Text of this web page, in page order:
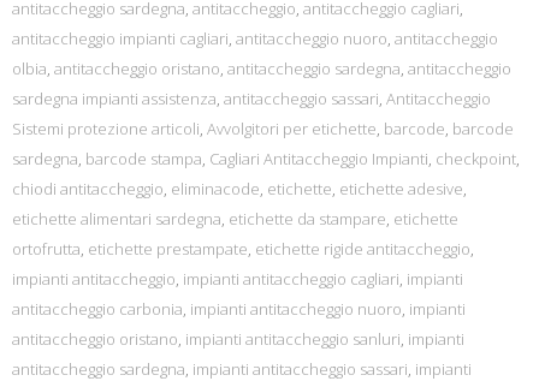
antitaccheggio sardegna, antitaccheggio, antitaccheggio cagliari,
antitaccheggio impianti cagliari, antitaccheggio nuoro, antitaccheggio
olbia, antitaccheggio oristano, antitaccheggio sardegna, antitaccheggio
sardegna impianti assistenza, antitaccheggio sassari, Antitaccheggio
Sistemi protezione articoli, Avvolgitori per etichette, barcode, barcode
sardegna, barcode stampa, Cagliari Antitaccheggio Impianti, checkpoint,
chiodi antitaccheggio, eliminacode, etichette, etichette adesive,
etichette alimentari sardegna, etichette da stampare, etichette
ortofrutta, etichette prestampate, etichette rigide antitaccheggio,
impianti antitaccheggio, impianti antitaccheggio cagliari, impianti
antitaccheggio carbonia, impianti antitaccheggio nuoro, impianti
antitaccheggio oristano, impianti antitaccheggio sanluri, impianti
antitaccheggio sardegna, impianti antitaccheggio sassari, impianti